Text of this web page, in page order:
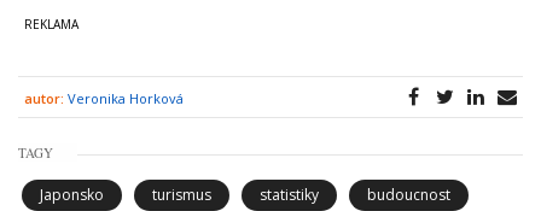
autor: Veronika Horková
TAGY
Japonsko turismus statistiky budoucnost